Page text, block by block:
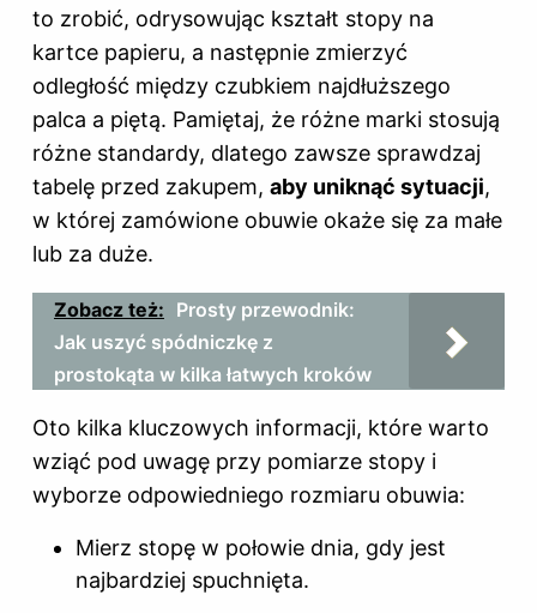
to zrobić, odrysowując kształt stopy na
kartce papieru, a następnie zmierzyć
odległość między czubkiem najdłuższego
palca a piętą. Pamiętaj, że różne marki stosują
różne standardy, dlatego zawsze sprawdzaj
tabelę przed zakupem, aby uniknąć sytuacji,
w której zamówione obuwie okaże się za małe
lub za duże.
Zobacz też: Prosty przewodnik:
Jak uszyć spódniczkę z
prostokąta w kilka łatwych kroków
Oto kilka kluczowych informacji, które warto
wziąć pod uwagę przy pomiarze stopy i
wyborze odpowiedniego rozmiaru obuwia:
Mierz stopę w połowie dnia, gdy jest
najbardziej spuchnięta.